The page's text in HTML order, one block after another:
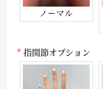
ノーマル
指関節オプション